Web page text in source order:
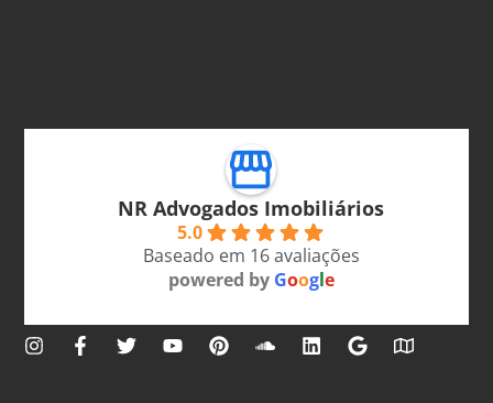
NR Advogados Imobiliários
5.0
Baseado em 16 avaliações
powered by Google